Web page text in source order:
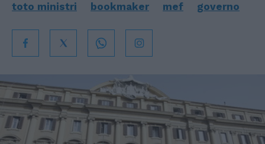
toto ministri bookmaker mef governo